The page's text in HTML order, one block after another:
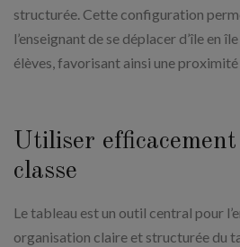
structurée. Cette configuration
l’enseignant de se déplacer d’île en
élèves, favorisant ainsi une
Utiliser
classe
Le tableau est un outil central pour
organisation claire et structurée du